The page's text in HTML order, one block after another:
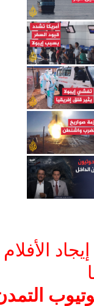
الأفلام